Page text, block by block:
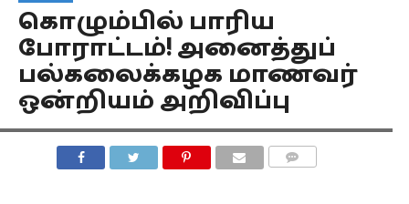
கொழும்பில் பாரிய
போராட்டம்! அனைத்துப்
பல்கலைக்கழக மாணவர்
ஒன்றியம் அறிவிப்பு